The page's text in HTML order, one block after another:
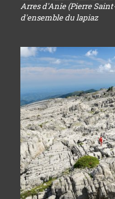
Arres d'Anie (Pierre
d'ensemble du lapiaz